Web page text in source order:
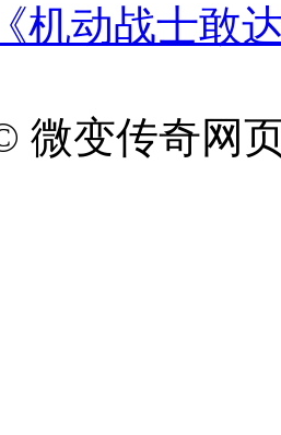
《机动战士敢
微变传奇网